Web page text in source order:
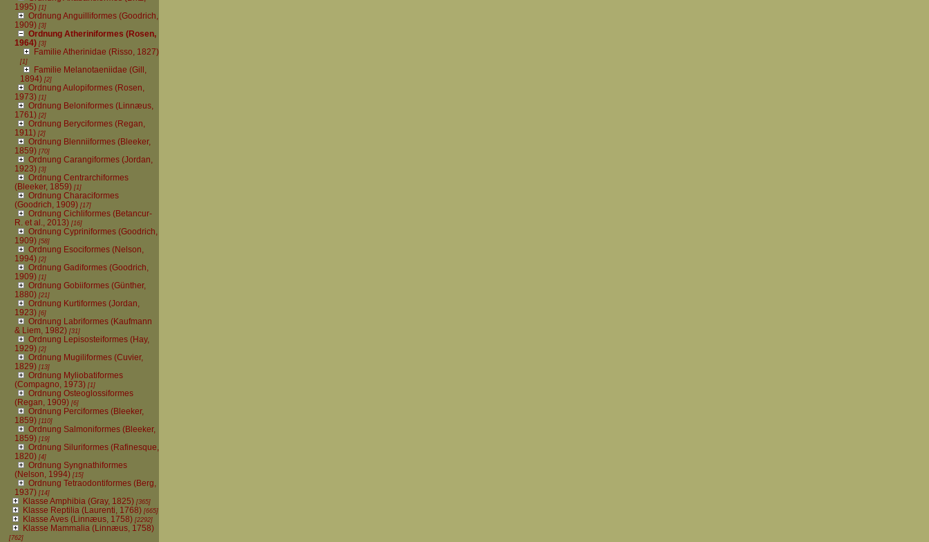
1995)[1]
Ordnung Anguilliformes (Goodrich,
1909)[3]
Ordnung Atheriniformes (Rosen,
1964)[3]
Familie Atherinidae (Risso, 1827)
[1]
Familie Melanotaeniidae (Gill,
1894)[2]
Ordnung Aulopiformes (Rosen,
1973)[1]
Ordnung Beloniformes (Linnæus,
1761)[2]
Ordnung Beryciformes (Regan,
1911)[2]
Ordnung Blenniiformes (Bleeker,
1859)[70]
Ordnung Carangiformes (Jordan,
1923)[3]
Ordnung Centrarchiformes
(Bleeker, 1859) [1]
Ordnung Characiformes
(Goodrich, 1909)[17]
Ordnung Cichliformes (Betancur-
R. et al., 2013)[16]
Ordnung Cypriniformes (Goodrich,
1909)[58]
Ordnung Esociformes (Nelson,
1994)[2]
Ordnung Gadiformes (Goodrich,
1909)[1]
Ordnung Gobiiformes (Günther,
1880)[21]
Ordnung Kurtiformes (Jordan,
1923)[6]
Ordnung Labriformes (Kaufmann
& Liem, 1982) [31]
Ordnung Lepisosteiformes (Hay,
1929)[2]
Ordnung Mugiliformes (Cuvier,
1829)[13]
Ordnung Myliobatiformes
(Compagno, 1973)[1]
Ordnung Osteoglossiformes
(Regan, 1909)[6]
Ordnung Perciformes (Bleeker,
1859)[110]
Ordnung Salmoniformes (Bleeker,
1859)[19]
Ordnung Siluriformes (Rafinesque,
1820)[4]
Ordnung Syngnathiformes
(Nelson, 1994)[15]
Ordnung Tetraodontiformes (Berg,
1937)[14]
Klasse Amphibia (Gray, 1825)[365]
Klasse Reptilia (Laurenti, 1768)[665]
Klasse Aves (Linnæus, 1758)[2292]
Klasse Mammalia (Linnæus, 1758)
[762]